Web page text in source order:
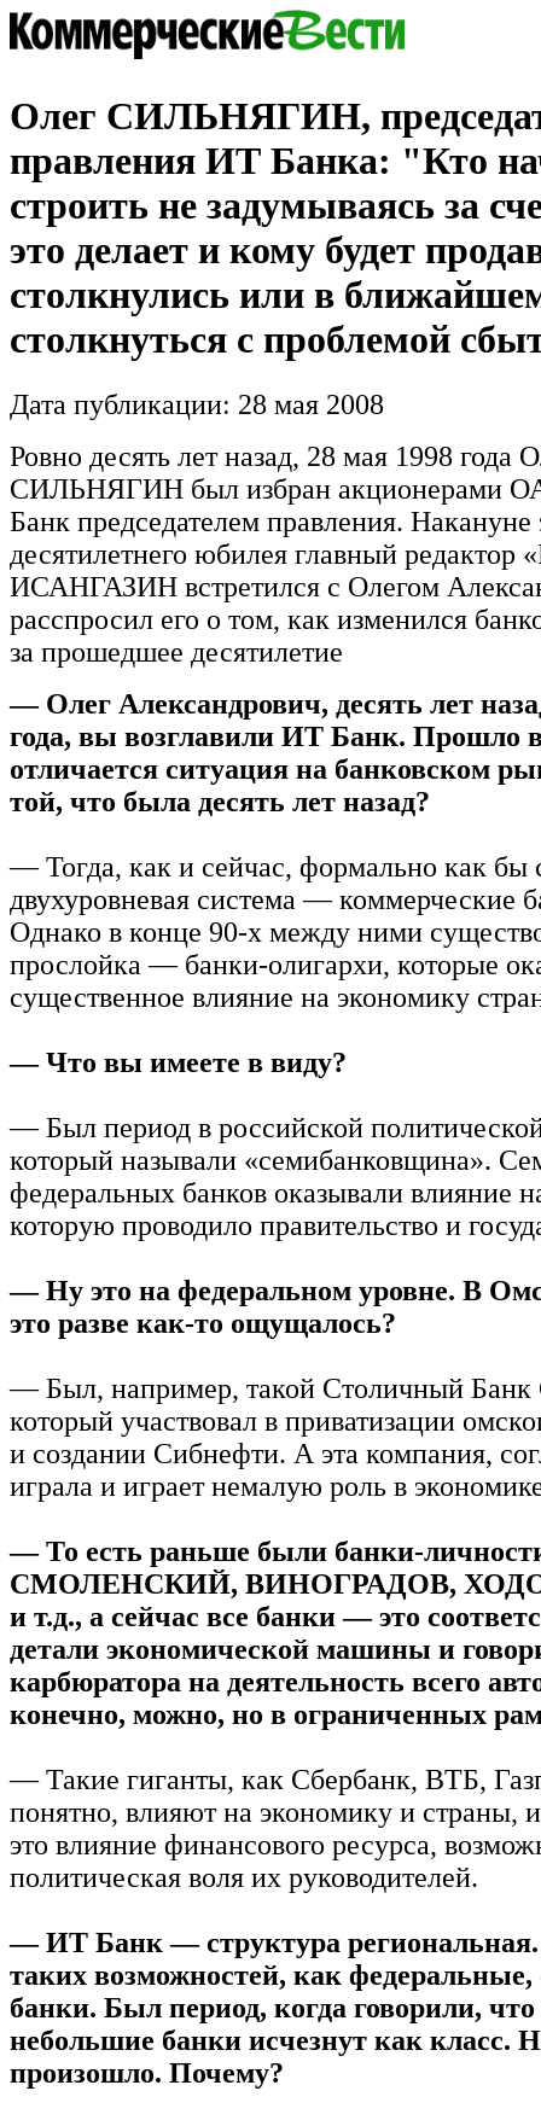
Олег СИЛЬНЯГИН,
правления ИТ Банка: "Кто
строить не задумываясь за
это делает и кому будет
столкнулись или в
столкнуться с проблемой
Дата публикации: 28 мая 2008
Ровно десять лет назад, 28 мая 1998 года
СИЛЬНЯГИН был избран акционерами
Банк председателем правления. Накануне
десятилетнего юбилея главный редактор
ИСАНГАЗИН встретился с Олегом
расспросил его о том, как изменился
за прошедшее десятилетие
— Олег Александрович, десять лет
года, вы возглавили ИТ Банк. Прошло
отличается ситуация на банковском
той, что была десять лет назад?
— Тогда, как и сейчас, формально как бы
двухуровневая система — коммерческие
Однако в конце 90-х между ними
прослойка — банки-олигархи, которые
существенное влияние на экономику
— Что вы имеете в виду?
— Был период в российской
который называли «семибанковщина».
федеральных банков оказывали влияние
которую проводило правительство и
— Ну это на федеральном уровне. В
это разве как-то ощущалось?
— Был, например, такой Столичный Банк
который участвовал в приватизации
и создании Сибнефти. А эта компания,
играла и играет немалую роль в
— То есть раньше были банки-
СМОЛЕНСКИЙ, ВИНОГРАДОВ,
и т.д., а сейчас все банки — это
детали экономической машины и
карбюратора на деятельность всего
конечно, можно, но в ограниченных
— Такие гиганты, как Сбербанк, ВТБ,
понятно, влияют на экономику и страны,
это влияние финансового ресурса,
политическая воля их руководителей.
— ИТ Банк — структура
таких возможностей, как федеральные,
банки. Был период, когда говорили,
небольшие банки исчезнут как класс.
произошло. Почему?